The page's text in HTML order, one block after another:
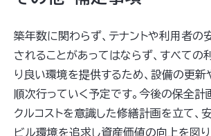
築年数に関わらず、テナントや利用者の
されることがあってはならず、すべての
り良い環境を提供するため、設備の更新
順次行っていく予定です。今後の保全計
クルコストを意識した修繕計画を立て、安
ビル環境を追求し資産価値の向上を図り